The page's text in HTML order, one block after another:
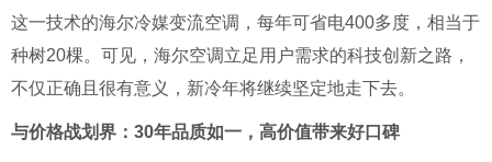
这一技术的海尔冷媒变流空调，每年可省电400多度，相当于
种树20棵。可见，海尔空调立足用户需求的科技创新之路，
不仅正确且很有意义，新冷年将继续坚定地走下去。
与价格战划界：30年品质如一，高价值带来好口碑